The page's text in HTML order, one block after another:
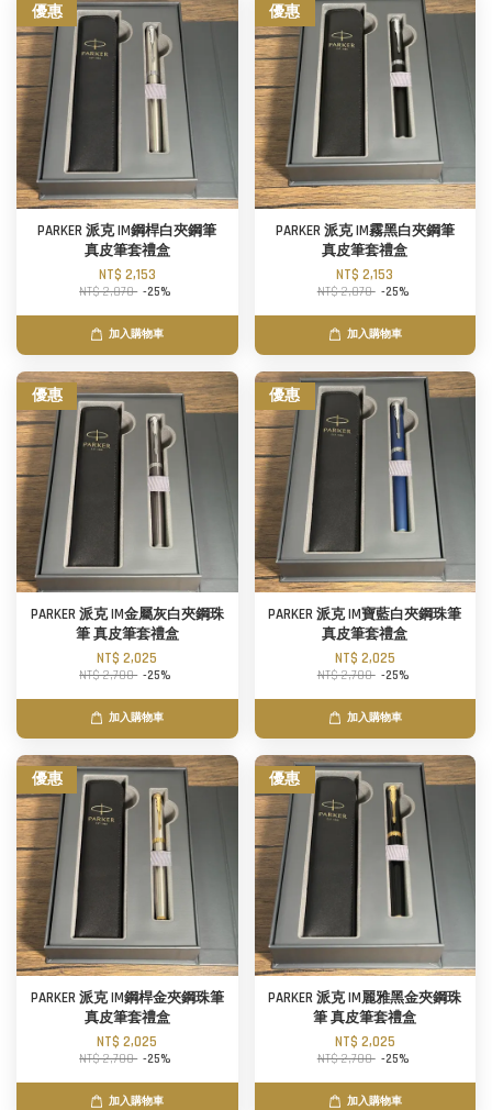
優惠
PARKER 派克 IM鋼桿白夾鋼筆
真皮筆套禮盒
NT$ 2,153
NT$ 2,870 -25%
加入購物車
優惠
PARKER 派克 IM霧黑白夾鋼筆
真皮筆套禮盒
NT$ 2,153
NT$ 2,870 -25%
加入購物車
優惠
PARKER 派克 IM金屬灰白夾鋼珠
筆 真皮筆套禮盒
NT$ 2,025
NT$ 2,700 -25%
加入購物車
優惠
PARKER 派克 IM寶藍白夾鋼珠筆
真皮筆套禮盒
NT$ 2,025
NT$ 2,700 -25%
加入購物車
優惠
PARKER 派克 IM鋼桿金夾鋼珠筆
真皮筆套禮盒
NT$ 2,025
NT$ 2,700 -25%
加入購物車
優惠
PARKER 派克 IM麗雅黑金夾鋼珠
筆 真皮筆套禮盒
NT$ 2,025
NT$ 2,700 -25%
加入購物車